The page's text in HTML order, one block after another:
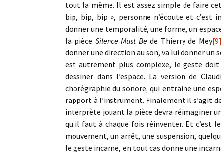
tout la même. Il est assez simple de faire
bip, bip, bip », personne n’écoute et c’est
donner une temporalité, une forme, un
la pièce Silence Must Be de Thierry de Mey
donner une direction au son, va lui donner un
est autrement plus complexe, le geste
dessiner dans l’espace. La version de
chorégraphie du sonore, qui entraine une
rapport à l’instrument. Finalement il s’agit
interprète jouant la pièce devra réimaginer
qu’il faut à chaque fois réinventer. Et c’est
mouvement, un arrêt, une suspension,
le geste incarne, en tout cas donne une